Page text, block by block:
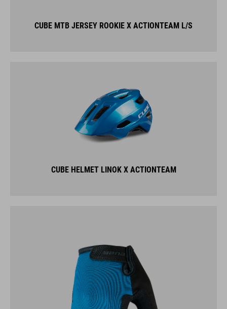
CUBE MTB JERSEY ROOKIE X ACTIONTEAM L/S
CUBE HELMET LINOK X ACTIONTEAM